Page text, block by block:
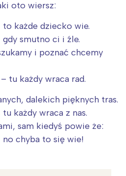
oto wiersz:
każde dziecko wie.
smutno ci i źle.
i poznać chcemy
tu każdy wraca rad.
dalekich pięknych tras.
każdy wraca z nas.
sam kiedyś powie że:
chyba to się wie!